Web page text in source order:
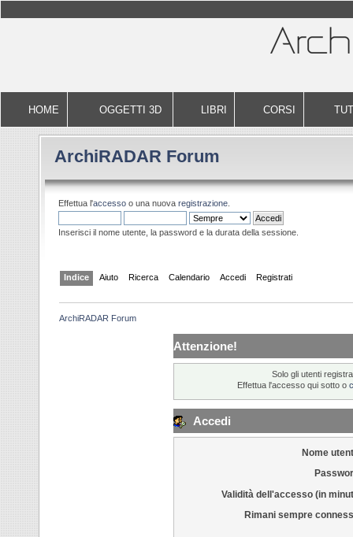
HOME OGGETTI 3D LIBRI CORSI
ArchiRADAR Forum
Effettua l'accesso o una nuova registrazione.
Inserisci il nome utente, la password e la durata della sessione.
Indice Aiuto Ricerca Calendario Accedi Registrati
ArchiRADAR Forum
Attenzione!
Solo gli utenti
Effettua l'accesso qui sotto o
Accedi
Nome
Validità dell'accesso (in
Rimani sempre